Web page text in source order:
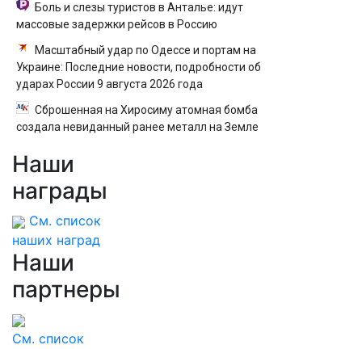
Боль и слезы туристов в Анталье: идут
массовые задержки рейсов в Россию
Масштабный удар по Одессе и портам на
Украине: Последние новости, подробности об
ударах России 9 августа 2026 года
Сброшенная на Хиросиму атомная бомба
создала невиданный ранее металл на Земле
Наши
награды
См. список
наших наград
Наши
партнеры
См. список